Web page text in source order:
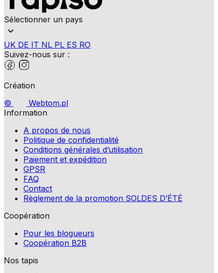
Sélectionner un pays
UK DE IT NL PL ES RO
Suivez-nous sur :
Création
©
Webtom.pl
Information
A propos de nous
Politique de confidentialité
Conditions générales d’utilisation
Paiement et expédition
GPSR
FAQ
Contact
Règlement de la promotion SOLDES D’ÉTÉ
Coopération
Pour les blogueurs
Coopération B2B
Nos tapis